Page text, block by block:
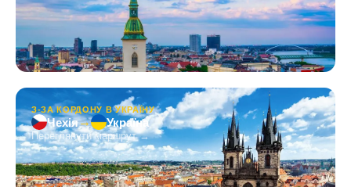
З-ЗА КОРДОНУ В УКРАЇНУ
Чехія→ Україна
Переглянути маршрут →